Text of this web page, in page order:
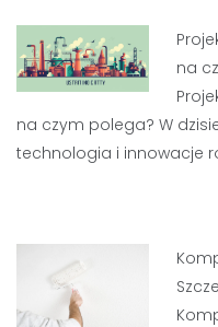
na
na czym polega? W
technologia i innowacje